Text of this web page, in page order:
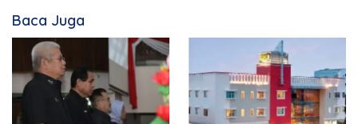
Baca Juga